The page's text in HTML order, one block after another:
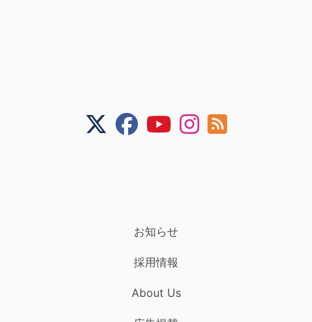
お知らせ
採用情報
About Us